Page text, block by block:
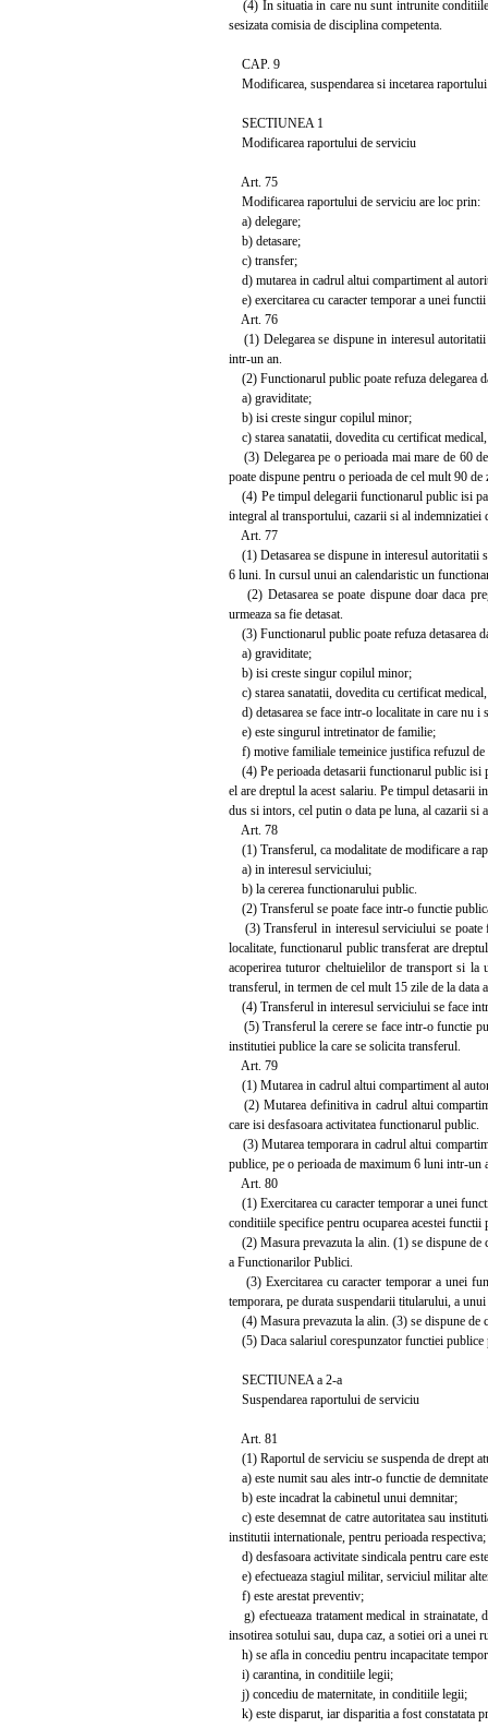
(4) In situatia in care nu sunt intrunite conditiile
sesizata comisia de disciplina competenta.
CAP. 9
Modificarea, suspendarea si incetarea
SECTIUNEA 1
Modificarea raportului de serviciu
Art. 75
Modificarea raportului de serviciu are loc prin:
a) delegare;
b) detasare;
c) transfer;
d) mutarea in cadrul altui compartiment al
e) exercitarea cu caracter temporar a unei
Art. 76
(1) Delegarea se dispune in interesul
intr-un an.
(2) Functionarul public poate refuza delegarea
a) graviditate;
b) isi creste singur copilul minor;
c) starea sanatatii, dovedita cu certificat
(3) Delegarea pe o perioada mai mare de 60
poate dispune pentru o perioada de cel mult 90
(4) Pe timpul delegarii functionarul public isi
integral al transportului, cazarii si al indemnizatiei
Art. 77
(1) Detasarea se dispune in interesul autoritatii
6 luni. In cursul unui an calendaristic un
(2) Detasarea se poate dispune doar daca
urmeaza sa fie detasat.
(3) Functionarul public poate refuza detasarea
a) graviditate;
b) isi creste singur copilul minor;
c) starea sanatatii, dovedita cu certificat
d) detasarea se face intr-o localitate in care nu i
e) este singurul intretinator de familie;
f) motive familiale temeinice justifica refuzul de
(4) Pe perioada detasarii functionarul public isi
el are dreptul la acest salariu. Pe timpul detasarii
dus si intors, cel putin o data pe luna, al cazarii si
Art. 78
(1) Transferul, ca modalitate de modificare a
a) in interesul serviciului;
b) la cererea functionarului public.
(2) Transferul se poate face intr-o functie
(3) Transferul in interesul serviciului se poate
localitate, functionarul public transferat are
acoperirea tuturor cheltuielilor de transport si la
transferul, in termen de cel mult 15 zile de la data
(4) Transferul in interesul serviciului se face
(5) Transferul la cerere se face intr-o functie
institutiei publice la care se solicita transferul.
Art. 79
(1) Mutarea in cadrul altui compartiment al
(2) Mutarea definitiva in cadrul altui
care isi desfasoara activitatea functionarul public.
(3) Mutarea temporara in cadrul altui
publice, pe o perioada de maximum 6 luni intr-un
Art. 80
(1) Exercitarea cu caracter temporar a unei
conditiile specifice pentru ocuparea acestei functii
(2) Masura prevazuta la alin. (1) se dispune de
a Functionarilor Publici.
(3) Exercitarea cu caracter temporar a unei
temporara, pe durata suspendarii titularului, a
(4) Masura prevazuta la alin. (3) se dispune de
(5) Daca salariul corespunzator functiei publice
SECTIUNEA a 2-a
Suspendarea raportului de serviciu
Art. 81
(1) Raportul de serviciu se suspenda de drept
a) este numit sau ales intr-o functie de
b) este incadrat la cabinetul unui demnitar;
c) este desemnat de catre autoritatea sau
institutii internationale, pentru perioada respectiva;
d) desfasoara activitate sindicala pentru care
e) efectueaza stagiul militar, serviciul militar
f) este arestat preventiv;
g) efectueaza tratament medical in strainatate,
insotirea sotului sau, dupa caz, a sotiei ori a unei
h) se afla in concediu pentru incapacitate
i) carantina, in conditiile legii;
j) concediu de maternitate, in conditiile legii;
k) este disparut, iar disparitia a fost constatata